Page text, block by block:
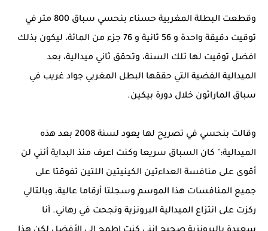
وقطعت البطلة المغربية حسناء بنحسي سباق 800 متر في
توقيت دقيقة واحدة و 56 ثانية و 76 جزء من المائة، ليكون بذلك
افضل توقيت لها تلك السنة، وتحقق ثاني ميدالية، بعد
الميدالية الفضية التي حققها البطل المغربي جواد غريب في
سباق الماراثون خلال دورة بيكين.
وقالت بنحسي في تصريح لها يعود لسنة 2008 بعد هذه
الميدالية:" كان السباق سريعا وكنت اعرف منذ البداية أنني لن
أقوى على منافسة العداءتين الكينيتين اللتين تفوقتا على
جميع المنافسات هذا الموسم وسجلتا أرقاما عالية، وبالتالي
ركزت على انتزاع الميدالية البرونزية ونجحت في رهاني. أنا